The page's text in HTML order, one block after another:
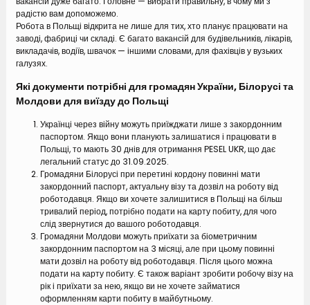
радістю вам допоможемо.
Робота в Польщі відкрита не лише для тих, хто планує працювати на
заводі, фабриці чи складі. Є багато вакансій для будівельників, лікарів,
викладачів, водіїв, швачок — іншими словами, для фахівців у вузьких
галузях.
Які документи потрібні для громадян України, Білорусі та
Молдови для виїзду до Польщі
Українці через війну можуть приїжджати лише з закордонним
паспортом. Якщо вони планують залишатися і працювати в
Польщі, то мають 30 днів для отримання PESEL UKR, що дає
легальний статус до 31.09.2025.
Громадяни Білорусі при перетині кордону повинні мати
закордонний паспорт, актуальну візу та дозвіл на роботу від
роботодавця. Якщо ви хочете залишитися в Польщі на більш
тривалий період, потрібно подати на карту побиту, для чого
слід звернутися до вашого роботодавця.
Громадяни Молдови можуть приїхати за біометричним
закордонним паспортом на 3 місяці, але при цьому повинні
мати дозвіл на роботу від роботодавця. Після цього можна
подати на карту побиту. Є також варіант зробити робочу візу на
рік і приїхати за нею, якщо ви не хочете займатися
оформленням карти побиту в майбутньому.